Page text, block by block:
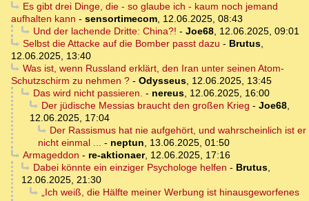
Es gibt drei Dinge, die - so glaube ich - kaum noch jemand
aufhalten kann - sensortimecom, 12.06.2025, 08:43
Und der lachende Dritte: China?! - Joe68, 12.06.2025, 09:01
Selbst die Attacke auf die Bomber passt dazu - Brutus,
12.06.2025, 13:40
Was ist, wenn Russland erklärt, den Iran unter seinen Atom-
Schutzschirm zu nehmen ? - Odysseus, 12.06.2025, 13:45
Das wird nicht passieren. - nereus, 12.06.2025, 16:00
Der jüdische Messias braucht den großen Krieg - Joe68,
12.06.2025, 17:04
Der Rassismus hat nie aufgehört, und wahrscheinlich ist er
nicht einmal ... - neptun, 13.06.2025, 01:50
Armageddon - re-aktionaer, 12.06.2025, 17:16
Dabei könnte ein einziger Psychologe helfen - Brutus,
12.06.2025, 21:30
„Ich weiß, die Hälfte meiner Werbung ist hinausgeworfenes